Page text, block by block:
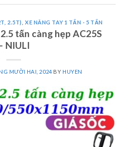
2.5T) ,XE NÂNG TAY 1 TẤN - 5 TẤN
tấn càng hẹp AC25S
NIULI
MƯỜI HAI, 2024 BY HUYEN